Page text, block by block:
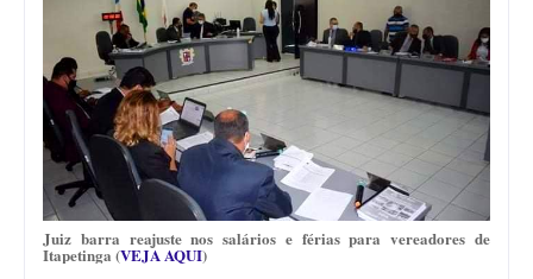
Juiz barra reajuste nos salários e férias para vereadores de
Itapetinga (VEJA AQUI)